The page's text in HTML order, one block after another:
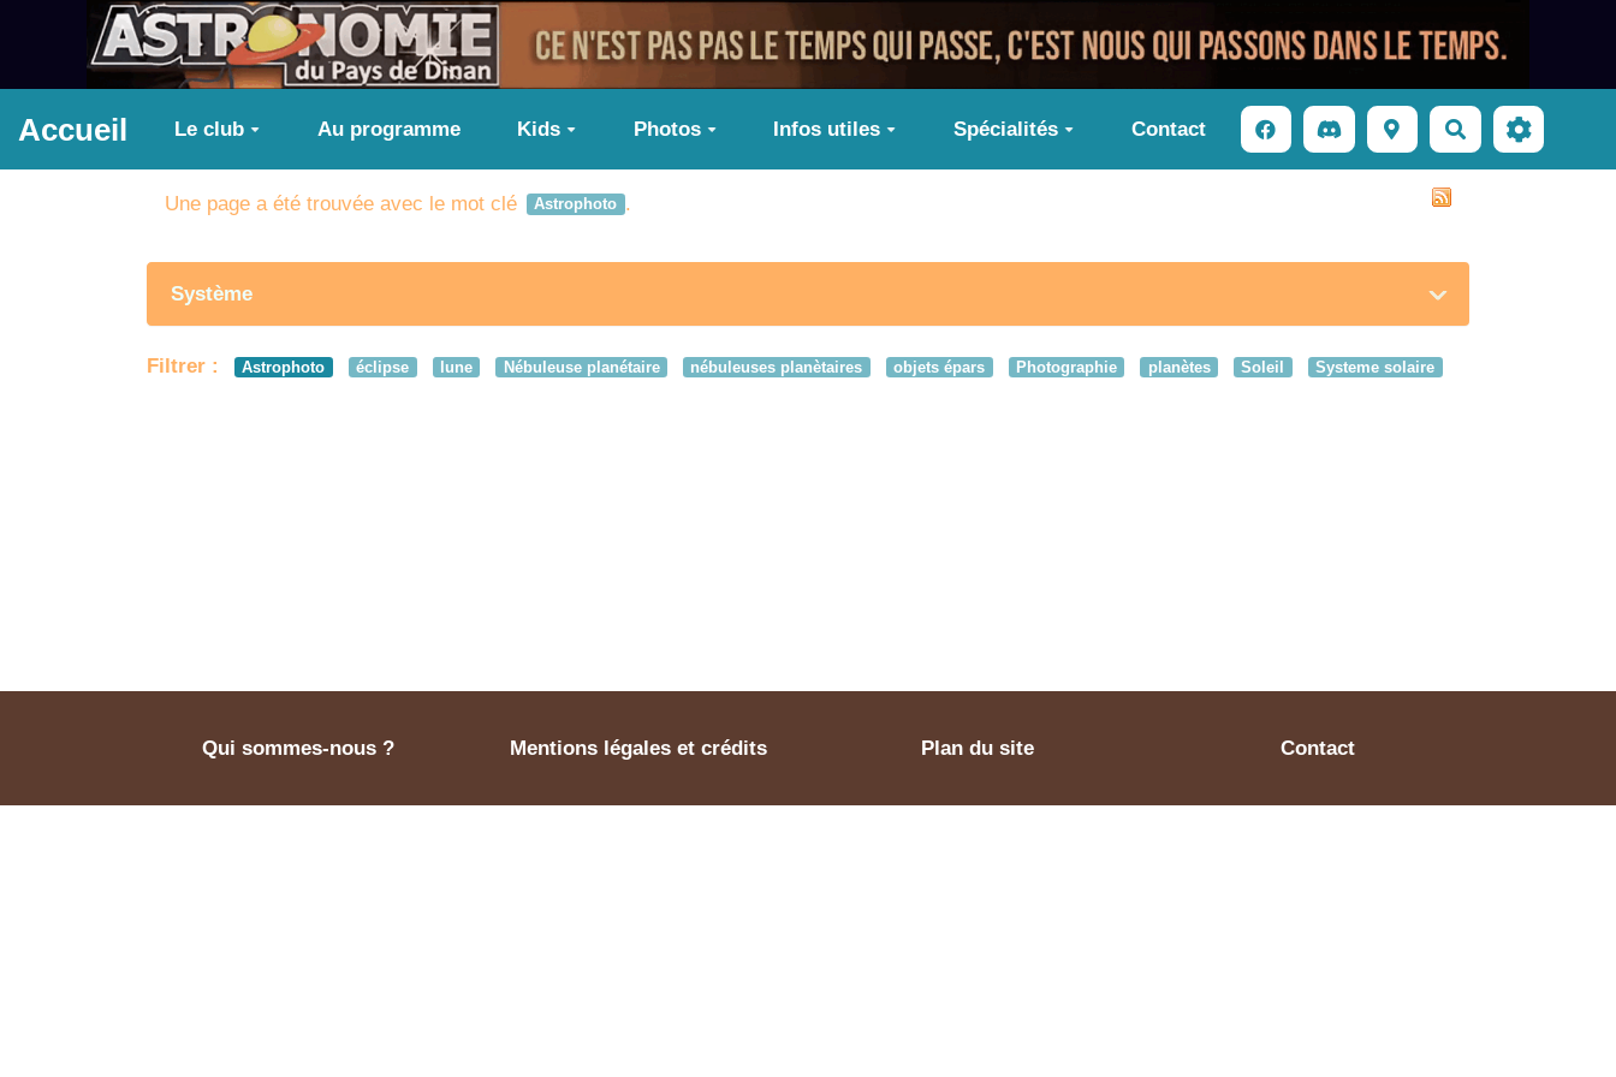
Aller au contenu principal
Accueil Le club Au programme Kids Photos Infos utiles Spécialités Contact Rechercher
Une page a été trouvée avec le mot clé Astrophoto .
Système
Filtrer : Astrophoto éclipse lune Nébuleuse planétaire nébuleuses planètaires objets épars Photographie planètes Soleil Systeme solaire
Qui sommes-nous ? Mentions légales et crédits Plan du site Contact